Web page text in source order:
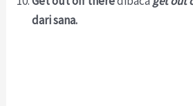
dari sana.